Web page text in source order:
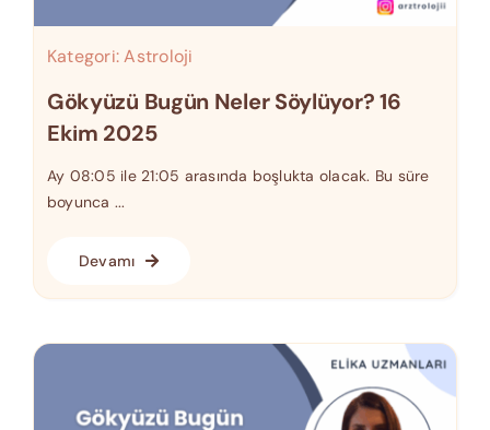
Kategori:Astroloji
Gökyüzü Bugün Neler Söylüyor? 16
Ekim 2025
Ay 08:05 ile 21:05 arasında boşlukta olacak. Bu süre
boyunca ...
Devamı